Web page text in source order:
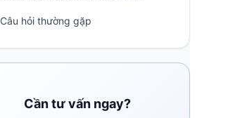
Câu hỏi thường gặp
Cần tư vấn ngay?